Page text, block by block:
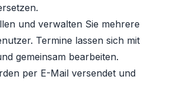
und verwalten Sie mehrere
Termine lassen sich mit
gemeinsam bearbeiten.
per E-Mail versendet und